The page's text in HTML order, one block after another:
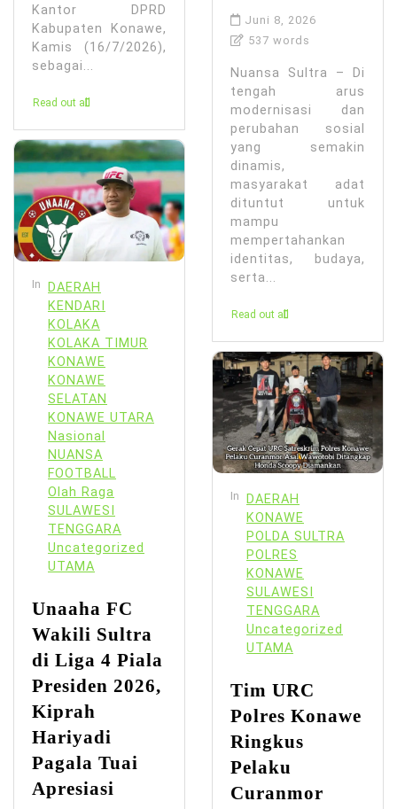
Kantor DPRD
Kabupaten Konawe,
Kamis (16/7/2026),
sebagai...
Read out all
In DAERAH
KENDARI
KOLAKA
KOLAKA TIMUR
KONAWE
KONAWE
SELATAN
KONAWE UTARA
Nasional
NUANSA
FOOTBALL
Olah Raga
SULAWESI
TENGGARA
Uncategorized
UTAMA
Unaaha FC
Wakili Sultra
di Liga 4 Piala
Presiden 2026,
Kiprah
Hariyadi
Pagala Tuai
Apresiasi
Juni 8, 2026
537 words
Nuansa Sultra – Di
tengah arus
modernisasi dan
perubahan sosial
yang semakin
dinamis,
masyarakat adat
dituntut untuk
mampu
mempertahankan
identitas, budaya,
serta...
Read out all
In DAERAH
KONAWE
POLDA SULTRA
POLRES
KONAWE
SULAWESI
TENGGARA
Uncategorized
UTAMA
Tim URC
Polres Konawe
Ringkus
Pelaku
Curanmor